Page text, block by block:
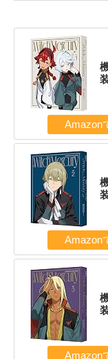
Amazon
Amazon
Amazon